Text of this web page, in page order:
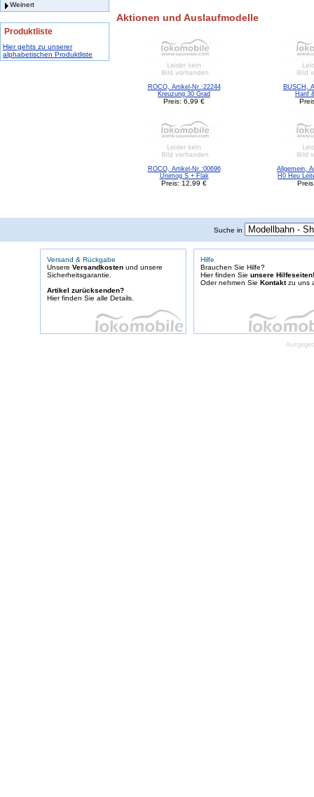
Weinert
Produktliste
Hier gehts zu unserer
alphabetischen Produktliste
Aktionen und Auslaufmodelle
ROCO, Artikel-Nr.:22244
Kreuzung 30 Grad
Preis: 6,99 €
BUSCH,
Hanf
ROCO, Artikel-Nr.:00696
Unimog S + Flak
Preis: 12,99 €
Allgemein,
H0 Heu
Suche in
Versand & Rückgabe
Unsere Versandkosten und unsere
Sicherheitsgarantie.
Artikel zurücksenden?
Hier finden Sie alle Details.
Hilfe
Brauchen Sie Hilfe?
Hier finden Sie unsere Hilfeseiten!
Oder nehmen Sie Kontaktzu uns